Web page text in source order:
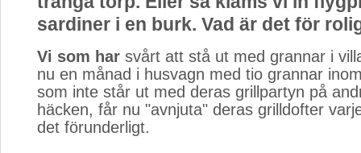
sardiner i en burk. Vad är det för
Vi som har svårt att stå ut med grannar i
nu en månad i husvagn med tio grannar
som inte står ut med deras grillpartyn på
häcken, får nu "avnjuta" deras grilldofter
det förunderligt.